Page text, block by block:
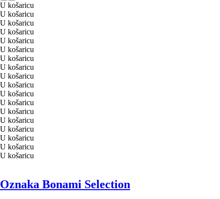
U košaricu
U košaricu
U košaricu
U košaricu
U košaricu
U košaricu
U košaricu
U košaricu
U košaricu
U košaricu
U košaricu
U košaricu
U košaricu
U košaricu
U košaricu
U košaricu
U košaricu
U košaricu
Oznaka Bonami Selection